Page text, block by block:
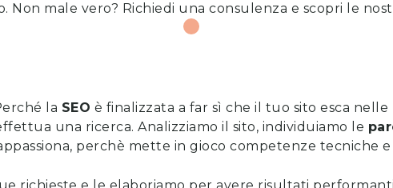
Non male vero? Richiedi una consulenza e scopri le
la SEO è finalizzata a far sì che il tuo sito esca
una ricerca. Analizziamo il sito, individuiamo le
perchè mette in gioco competenze tecniche e